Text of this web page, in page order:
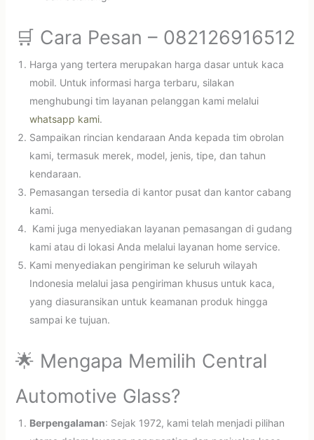
🛒 Cara Pesan – 082126916512
Harga yang tertera merupakan harga dasar untuk kaca
mobil. Untuk informasi harga terbaru, silakan
menghubungi tim layanan pelanggan kami melalui
whatsapp kami.
Sampaikan rincian kendaraan Anda kepada tim obrolan
kami, termasuk merek, model, jenis, tipe, dan tahun
kendaraan.
Pemasangan tersedia di kantor pusat dan kantor cabang
kami.
Kami juga menyediakan layanan pemasangan di gudang
kami atau di lokasi Anda melalui layanan home service.
Kami menyediakan pengiriman ke seluruh wilayah
Indonesia melalui jasa pengiriman khusus untuk kaca,
yang diasuransikan untuk keamanan produk hingga
sampai ke tujuan.
🌟 Mengapa Memilih Central
Automotive Glass?
Berpengalaman: Sejak 1972, kami telah menjadi pilihan